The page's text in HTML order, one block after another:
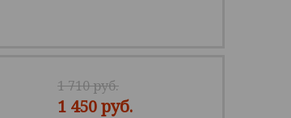
1 710 руб.
1 450 руб.